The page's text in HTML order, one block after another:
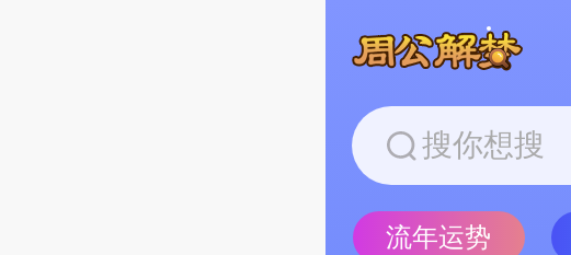
流年运势